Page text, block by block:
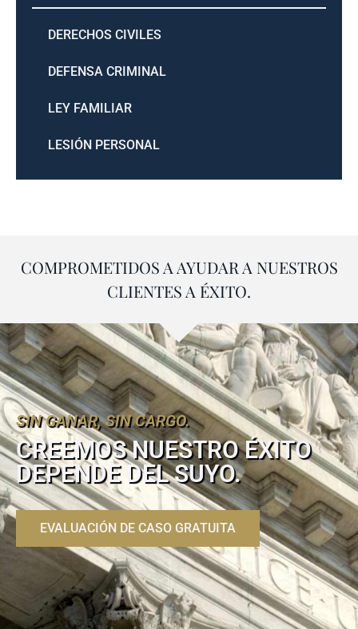
DERECHOS CIVILES
DEFENSA CRIMINAL
LEY FAMILIAR
LESIÓN PERSONAL
COMPROMETIDOS A AYUDAR A NUESTROS
CLIENTES A ÉXITO.
SIN GANAR, SIN CARGO.
CREEMOS NUESTRO ÉXITO
DEPENDE DEL SUYO.
EVALUACIÓN DE CASO GRATUITA